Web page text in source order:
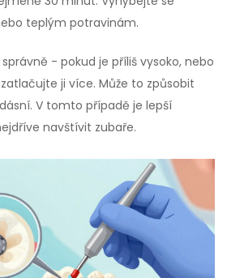
teplým potravinám.
- pokud je příliš vysoko, nebo
ji více. Může to způsobit
V tomto případě je lepší
navštívit zubaře.